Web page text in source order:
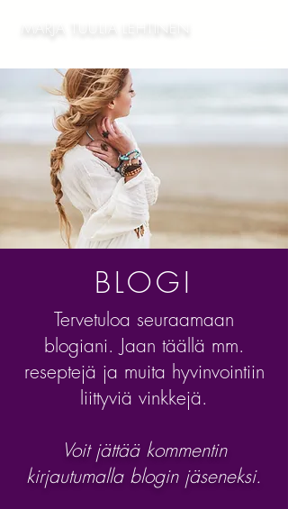
MARJA TUULIA LEHTINEN
BLOGI
Tervetuloa seuraamaan
blogiani. Jaan täällä mm.
reseptejä ja muita hyvinvointiin
liittyviä vinkkejä.
Voit jättää kommentin
kirjautumalla blogin jäseneksi.